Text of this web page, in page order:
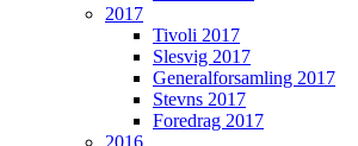
2017
Tivoli 2017
Slesvig 2017
Generalforsamling 2017
Stevns 2017
Foredrag 2017
2016